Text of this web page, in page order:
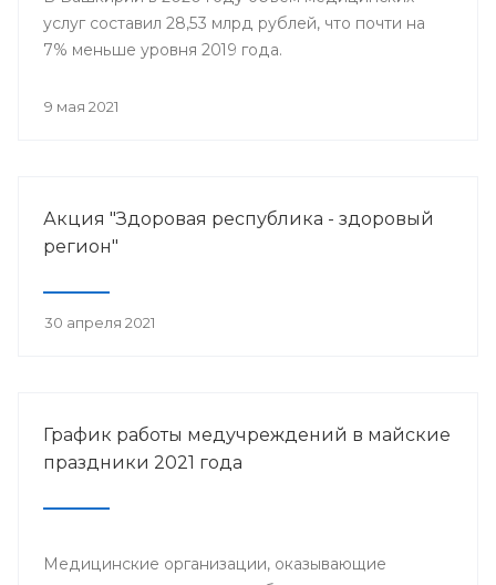
услуг составил 28,53 млрд рублей, что почти на
7% меньше уровня 2019 года.
9 мая 2021
Акция "Здоровая республика - здоровый
регион"
30 апреля 2021
График работы медучреждений в майские
праздники 2021 года
Медицинские организации, оказывающие